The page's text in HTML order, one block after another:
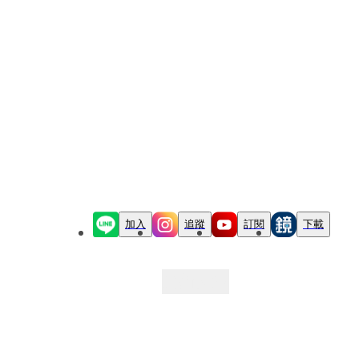
加入 追蹤 訂閱 下載